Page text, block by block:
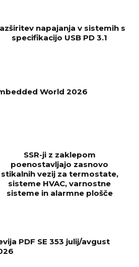
napajanja v sistemih s
specifikacijo USB PD 3.1
World 2026
SSR-ji z zaklepom
poenostavljajo zasnovo
stikalnih vezij za termostate,
sisteme HVAC, varnostne
sisteme in alarmne plošče
PDF SE 353 julij/avgust